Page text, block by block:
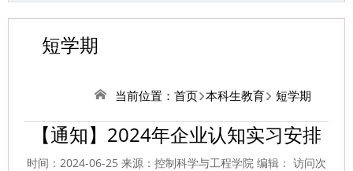
短学期
当前位置： 首页 本科生教育 短学期
​【通知】2024年企业认知实习安排
时间：2024-06-25 来源：控制科学与工程学院 编辑： 访问次